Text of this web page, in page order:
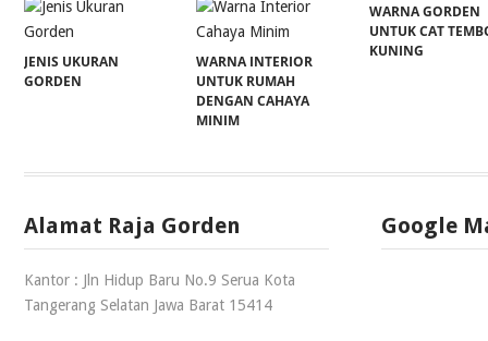
JENIS UKURAN
GORDEN
WARNA INTERIOR
UNTUK RUMAH
DENGAN CAHAYA
MINIM
WARNA GORDEN
UNTUK CAT
KUNING
Alamat Raja Gorden
Kantor : Jln Hidup Baru No.9 Serua Kota
Tangerang Selatan Jawa Barat 15414
Google